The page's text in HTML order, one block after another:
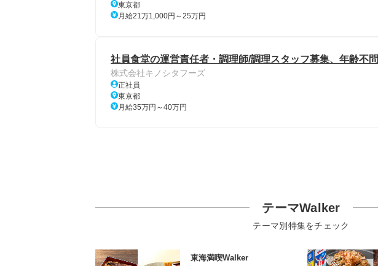
東京都
月給21万1,000円～25万円
社員食堂の運営責任者・調理師/調理スタッフ募集、年齢不問
株式会社キノシタフーズ
正社員
東京都
月給35万円～40万円
テーマWalker
テーマ別特集をチェック
東海満喫Walker